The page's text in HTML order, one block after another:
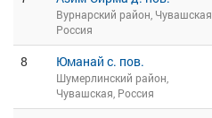
Вурнарский район, Чувашская ,
Россия
8 Юманай с. пов.
Шумерлинский район,
Чувашская, Россия